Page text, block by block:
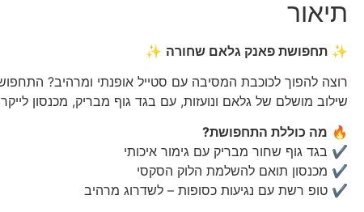
תיאור
✨ תחפושת פאנק גלאם שחורה ✨
רוצה להפוך לכוכבת המסיבה עם סטייל אופנתי ומרהיב?
שילוב מושלם של גלאם ונועזות, עם בגד גוף מבריק, מכנסון
🔥 מה כוללת התחפושת?
✔ בגד גוף שחור מבריק עם גימור איכותי
✔ מכנסון תואם להשלמת הלוק הסקסי
✔ טופ רשת עם נגיעות כסופות – לשדרוג מרהיב